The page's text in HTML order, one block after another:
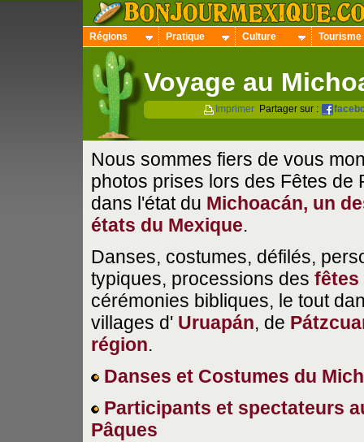
Régions Pratique Culture Tourisme
Voyage au
Imprimer Partager sur :
Nous sommes fiers de vous
photos prises lors des Fêtes de
dans l'état du Michoacán, un
états du Mexique.
Danses, costumes, défilés,
typiques, processions des fêtes
cérémonies bibliques, le tout
villages d' Uruapán, de
région.
Danses et Costumes du
Participants et spectateurs
Pâques